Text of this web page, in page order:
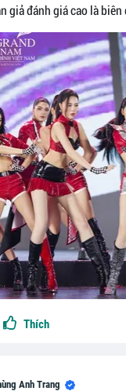
giả đánh giá cao là
Thích
Anh Trang